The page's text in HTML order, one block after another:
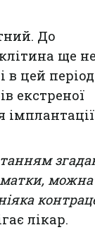
До
ще
в цей період
екстреної
матки,
лікар.